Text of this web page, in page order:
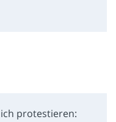
protestieren: